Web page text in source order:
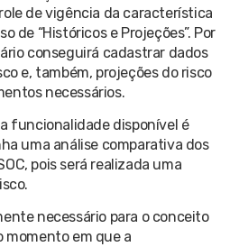
de vigência da característica
de “Históricos e Projeções”. Por
conseguirá cadastrar dados
e, também, projeções do risco
necessários.
funcionalidade disponível é
uma análise comparativa dos
pois será realizada uma
necessário para o conceito
momento em que a